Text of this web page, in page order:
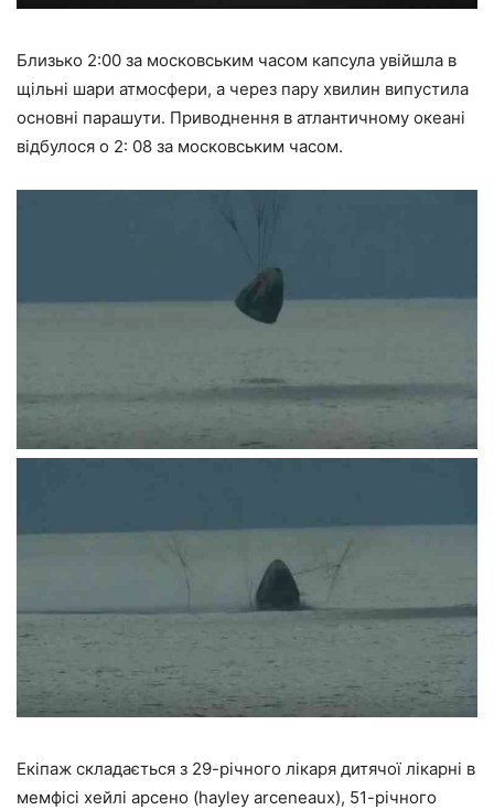
Близько 2:00 за московським часом капсула увійшла в
щільні шари атмосфери, а через пару хвилин випустила
основні парашути. Приводнення в атлантичному океані
відбулося о 2: 08 за московським часом.
Екіпаж складається з 29-річного лікаря дитячої лікарні в
мемфісі хейлі арсено (hayley arceneaux), 51-річного